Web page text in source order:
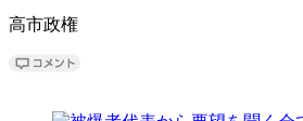
高市政権